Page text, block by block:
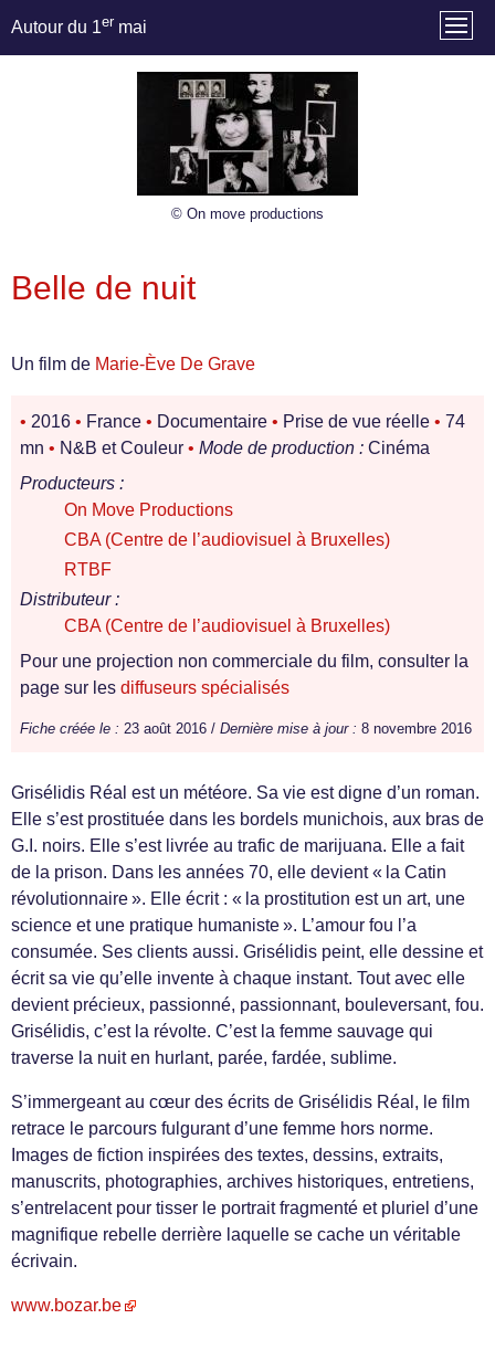
Autour du 1er mai
© On move productions
Belle de nuit
Un film de Marie-Ève De Grave
• 2016 • France • Documentaire • Prise de vue réelle • 74
mn • N&B et Couleur • Mode de production : Cinéma
Producteurs :
On Move Productions
CBA (Centre de l’audiovisuel à Bruxelles)
RTBF
Distributeur :
CBA (Centre de l’audiovisuel à Bruxelles)
Pour une projection non commerciale du film, consulter la
page sur les diffuseurs spécialisés
Fiche créée le : 23 août 2016 / Dernière mise à jour : 8 novembre 2016
Grisélidis Réal est un météore. Sa vie est digne d’un roman.
Elle s’est prostituée dans les bordels munichois, aux bras de
G.I. noirs. Elle s’est livrée au trafic de marijuana. Elle a fait
de la prison. Dans les années 70, elle devient « la Catin
révolutionnaire ». Elle écrit : « la prostitution est un art, une
science et une pratique humaniste ». L’amour fou l’a
consumée. Ses clients aussi. Grisélidis peint, elle dessine et
écrit sa vie qu’elle invente à chaque instant. Tout avec elle
devient précieux, passionné, passionnant, bouleversant, fou.
Grisélidis, c’est la révolte. C’est la femme sauvage qui
traverse la nuit en hurlant, parée, fardée, sublime.
S’immergeant au cœur des écrits de Grisélidis Réal, le film
retrace le parcours fulgurant d’une femme hors norme.
Images de fiction inspirées des textes, dessins, extraits,
manuscrits, photographies, archives historiques, entretiens,
s’entrelacent pour tisser le portrait fragmenté et pluriel d’une
magnifique rebelle derrière laquelle se cache un véritable
écrivain.
www.bozar.be